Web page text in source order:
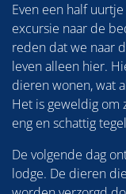
Even een half
excursie naar de
reden dat we naar
leven alleen hier.
dieren wonen, wat
Het is geweldig om
eng en schattig
De volgende dag
lodge. De dieren